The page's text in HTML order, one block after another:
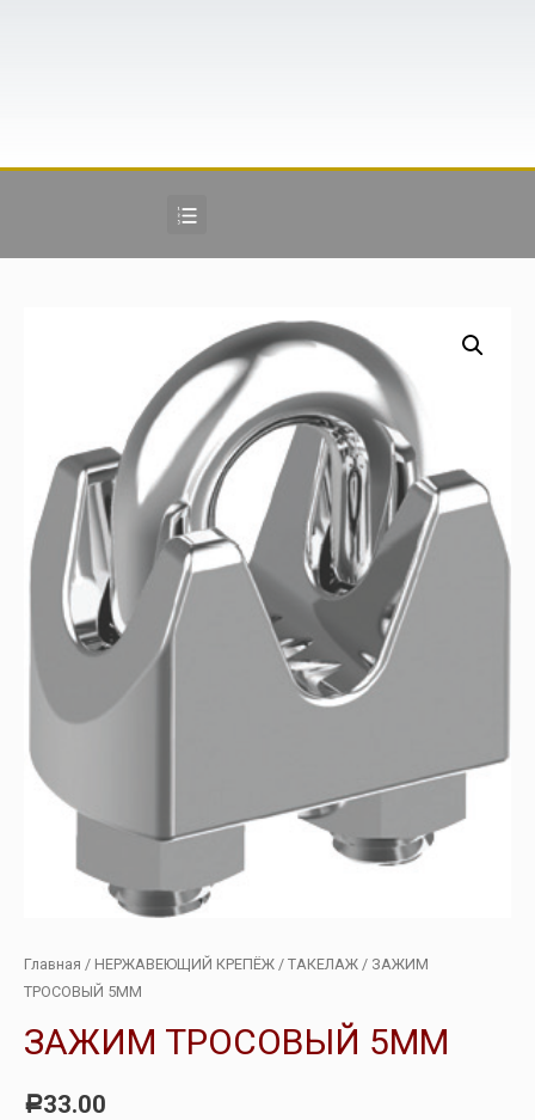
Главная / НЕРЖАВЕЮЩИЙ КРЕПЁЖ / ТАКЕЛАЖ / ЗАЖИМ
ТРОСОВЫЙ 5ММ
ЗАЖИМ ТРОСОВЫЙ 5ММ
Р33.00